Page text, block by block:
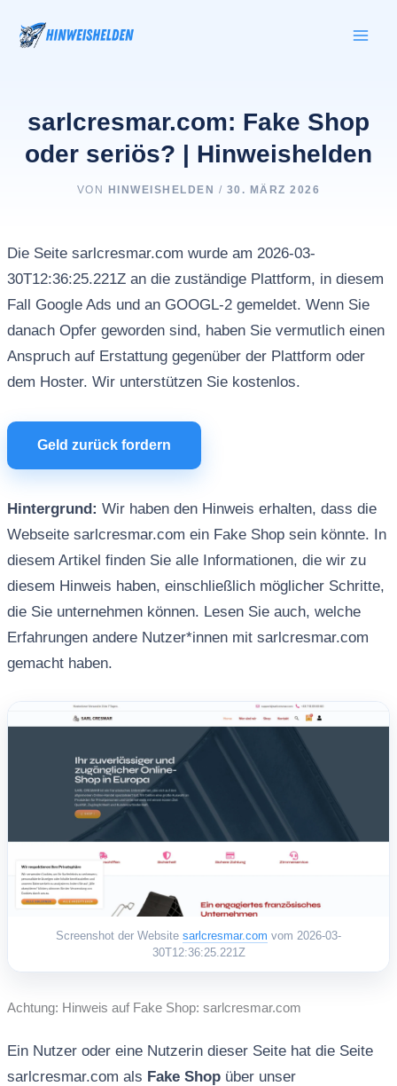
Inhalt
springen
sarlcresmar.com: Fake Shop
oder seriös? | Hinweishelden
VON HINWEISHELDEN / 30. MÄRZ 2026
Die Seite sarlcresmar.com wurde am 2026-03-
30T12:36:25.221Z an die zuständige Plattform, in diesem
Fall Google Ads und an GOOGL-2 gemeldet. Wenn Sie
danach Opfer geworden sind, haben Sie vermutlich einen
Anspruch auf Erstattung gegenüber der Plattform oder
dem Hoster. Wir unterstützen Sie kostenlos.
Geld zurück fordern
Hintergrund: Wir haben den Hinweis erhalten, dass die
Webseite sarlcresmar.com ein Fake Shop sein könnte. In
diesem Artikel finden Sie alle Informationen, die wir zu
diesem Hinweis haben, einschließlich möglicher Schritte,
die Sie unternehmen können. Lesen Sie auch, welche
Erfahrungen andere Nutzer*innen mit sarlcresmar.com
gemacht haben.
Screenshot der Website sarlcresmar.com vom 2026-03-
30T12:36:25.221Z
Achtung: Hinweis auf Fake Shop: sarlcresmar.com
Ein Nutzer oder eine Nutzerin dieser Seite hat die Seite
sarlcresmar.com als Fake Shopüber unser